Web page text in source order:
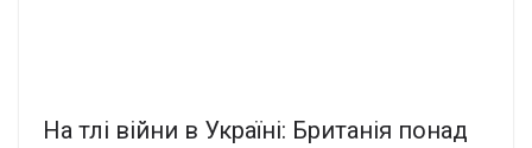
На тлі війни в Україні: Британія понад